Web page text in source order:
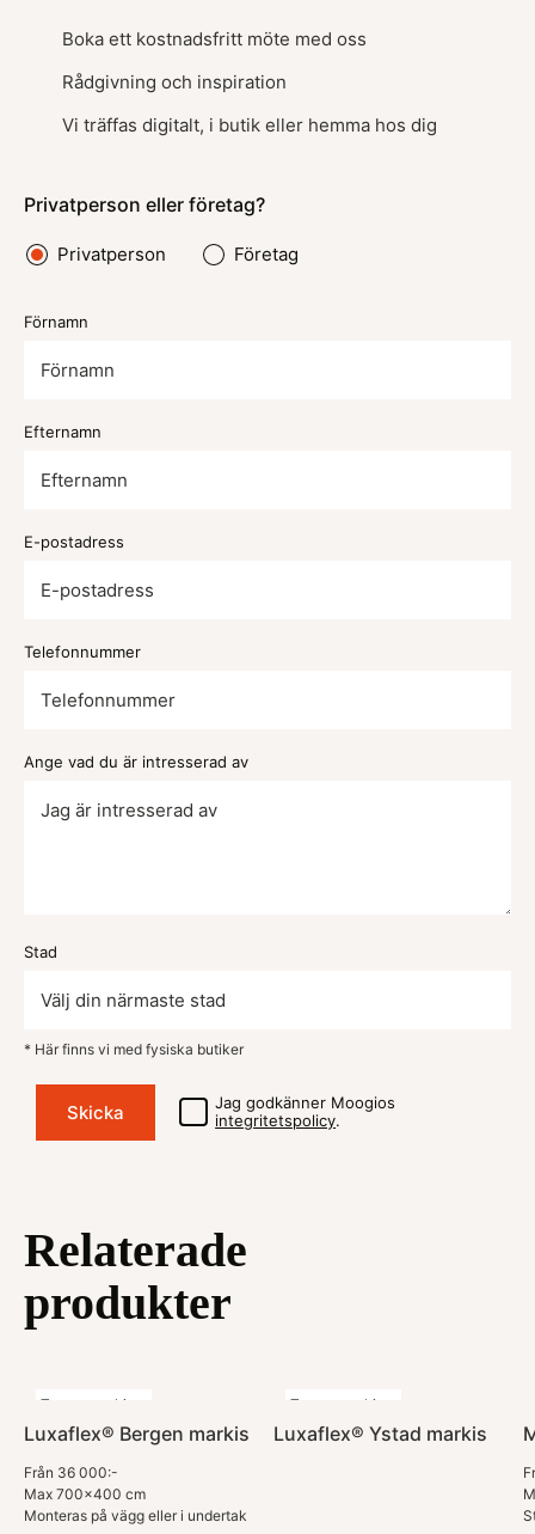
Boka ett kostnadsfritt möte med oss
Rådgivning och inspiration
Vi träffas digitalt, i butik eller hemma hos dig
Privatperson eller företag?
Privatperson Företag
Förnamn
Efternamn
E-postadress
Telefonnummer
Ange vad du är intresserad av
Stad
* Här finns vi med fysiska butiker
Jag godkänner Moogios
integritetspolicy.
Relaterade
produkter
Terrassmarkiser
Luxaflex® Bergen markis
Från 36 000:-
Max 700x400 cm
Monteras på vägg eller i undertak
Terrassmarkiser
Luxaflex® Ystad markis